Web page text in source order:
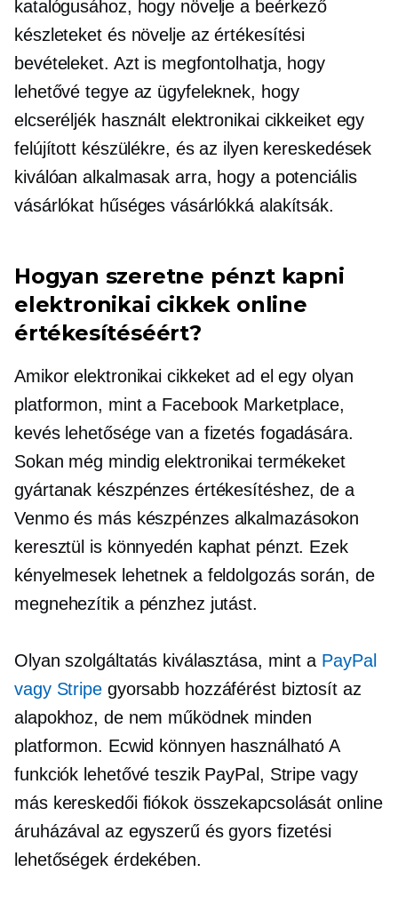
katalógusához, hogy növelje a beérkező
készleteket és növelje az értékesítési
bevételeket. Azt is megfontolhatja, hogy
lehetővé tegye az ügyfeleknek, hogy
elcseréljék használt elektronikai cikkeiket egy
felújított készülékre, és az ilyen kereskedések
kiválóan alkalmasak arra, hogy a potenciális
vásárlókat hűséges vásárlókká alakítsák.
Hogyan szeretne pénzt kapni
elektronikai cikkek online
értékesítéséért?
Amikor elektronikai cikkeket ad el egy olyan
platformon, mint a Facebook Marketplace,
kevés lehetősége van a fizetés fogadására.
Sokan még mindig elektronikai termékeket
gyártanak készpénzes értékesítéshez, de a
Venmo és más készpénzes alkalmazásokon
keresztül is könnyedén kaphat pénzt. Ezek
kényelmesek lehetnek a feldolgozás során, de
megnehezítik a pénzhez jutást.
Olyan szolgáltatás kiválasztása, mint a PayPal
vagy Stripegyorsabb hozzáférést biztosít az
alapokhoz, de nem működnek minden
platformon. Ecwid könnyen használható A
funkciók lehetővé teszik PayPal, Stripe vagy
más kereskedői fiókok összekapcsolását online
áruházával az egyszerű és gyors fizetési
lehetőségek érdekében.